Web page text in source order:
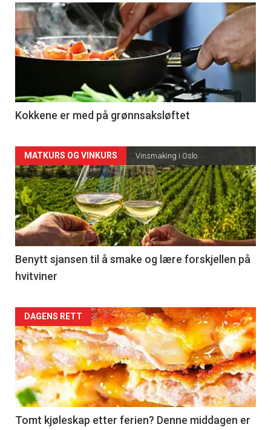
Kokkene er med på grønnsaksløftet
Articler
-
section
23
Right
MATKURS OG VINKURS Vinsmaking i Oslo
Benytt sjansen til å smake og lære forskjellen på
hvitviner
DAGENS RETT
Tomt kjøleskap etter ferien? Denne middagen er